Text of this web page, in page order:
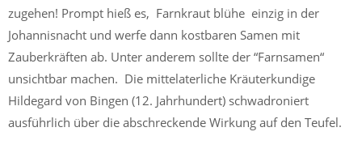
England
„in“.
zugehen! Prompt hieß es, Farnkraut blühe einzig in der
Johannisnacht und werfe dann kostbaren Samen mit
Zauberkräften ab. Unter anderem sollte der “Farnsamen“
unsichtbar machen. Die mittelaterliche Kräuterkundige
Hildegard von Bingen (12. Jahrhundert) schwadroniert
ausführlich über die abschreckende Wirkung auf den Teufel.